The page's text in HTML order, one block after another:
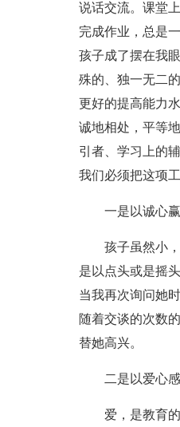
说话交流。课堂
完成作业，总是
孩子成了摆在我
殊的、独一无二
更好的提高能力
诚地相处，平等
引者、学习上的
我们必须把这项
一是以诚心
孩子虽然小
是以点头或是摇
当我再次询问她
随着交谈的次数
替她高兴。
二是以爱心感
爱，是教育